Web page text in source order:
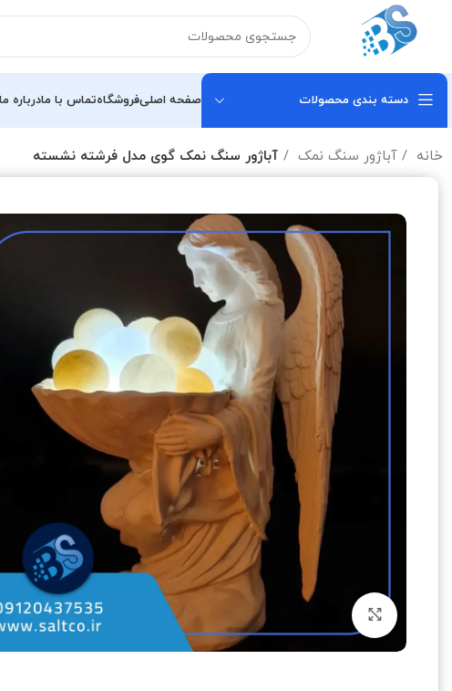
دسته بندی محصولات صفحه اصلیفروشگاهتماس با مادرباره ما
خانه آباژور سنگ نمک آباژور سنگ نمک گوی مدل فرشته نشسته